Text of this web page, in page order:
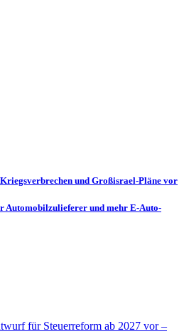
und Großisrael-Pläne vor
Automobilzulieferer und mehr E-Auto-